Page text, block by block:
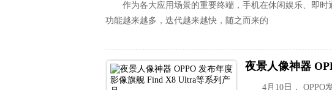
作为各大应用场景的重要终端，手机在休闲娱乐、即时
功能越来越多，迭代越来越快，随之而来的
4月10日， OPPO